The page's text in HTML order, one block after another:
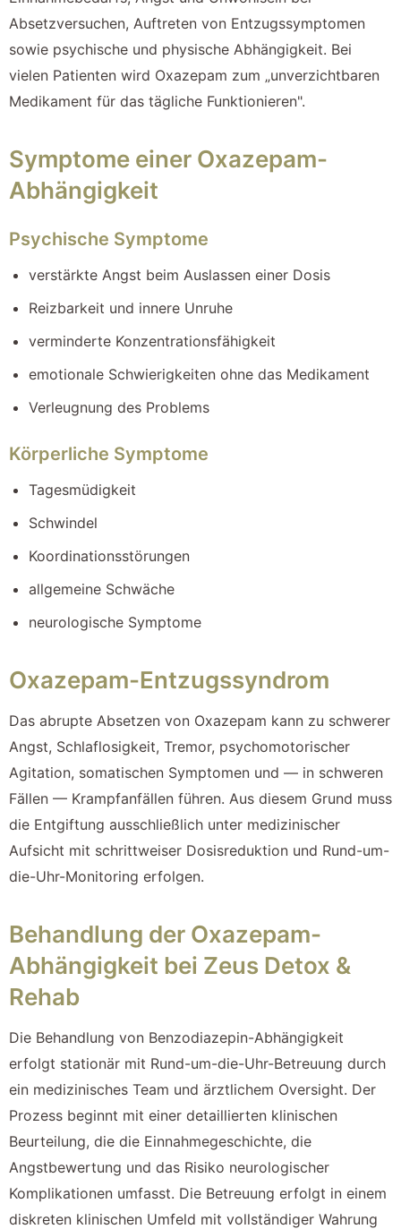
Absetzversuchen, Auftreten von Entzugssymptomen
sowie psychische und physische Abhängigkeit. Bei
vielen Patienten wird Oxazepam zum „unverzichtbaren
Medikament für das tägliche Funktionieren".
Symptome einer Oxazepam-
Abhängigkeit
Psychische Symptome
verstärkte Angst beim Auslassen einer Dosis
Reizbarkeit und innere Unruhe
verminderte Konzentrationsfähigkeit
emotionale Schwierigkeiten ohne das Medikament
Verleugnung des Problems
Körperliche Symptome
Tagesmüdigkeit
Schwindel
Koordinationsstörungen
allgemeine Schwäche
neurologische Symptome
Oxazepam-Entzugssyndrom
Das abrupte Absetzen von Oxazepam kann zu schwerer
Angst, Schlaflosigkeit, Tremor, psychomotorischer
Agitation, somatischen Symptomen und — in schweren
Fällen — Krampfanfällen führen. Aus diesem Grund muss
die Entgiftung ausschließlich unter medizinischer
Aufsicht mit schrittweiser Dosisreduktion und Rund-um-
die-Uhr-Monitoring erfolgen.
Behandlung der Oxazepam-
Abhängigkeit bei Zeus Detox &
Rehab
Die Behandlung von Benzodiazepin-Abhängigkeit
erfolgt stationär mit Rund-um-die-Uhr-Betreuung durch
ein medizinisches Team und ärztlichem Oversight. Der
Prozess beginnt mit einer detaillierten klinischen
Beurteilung, die die Einnahmegeschichte, die
Angstbewertung und das Risiko neurologischer
Komplikationen umfasst. Die Betreuung erfolgt in einem
diskreten klinischen Umfeld mit vollständiger Wahrung